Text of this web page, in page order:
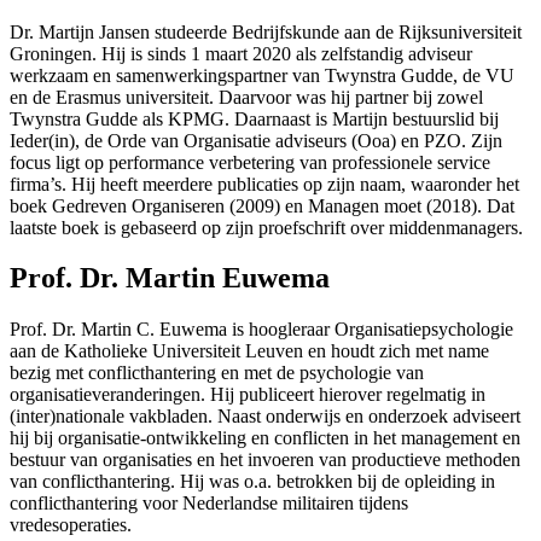
Dr. Martijn Jansen studeerde Bedrijfskunde aan de Rijksuniversiteit
Groningen. Hij is sinds 1 maart 2020 als zelfstandig adviseur
werkzaam en samenwerkingspartner van Twynstra Gudde, de VU
en de Erasmus universiteit. Daarvoor was hij partner bij zowel
Twynstra Gudde als KPMG. Daarnaast is Martijn bestuurslid bij
Ieder(in), de Orde van Organisatie adviseurs (Ooa) en PZO. Zijn
focus ligt op performance verbetering van professionele service
firma’s. Hij heeft meerdere publicaties op zijn naam, waaronder het
boek Gedreven Organiseren (2009) en Managen moet (2018). Dat
laatste boek is gebaseerd op zijn proefschrift over middenmanagers.
Prof. Dr. Martin Euwema
Prof. Dr. Martin C. Euwema is hoogleraar Organisatiepsychologie
aan de Katholieke Universiteit Leuven en houdt zich met name
bezig met conflicthantering en met de psychologie van
organisatieveranderingen. Hij publiceert hierover regelmatig in
(inter)nationale vakbladen. Naast onderwijs en onderzoek adviseert
hij bij organisatie-ontwikkeling en conflicten in het management en
bestuur van organisaties en het invoeren van productieve methoden
van conflicthantering. Hij was o.a. betrokken bij de opleiding in
conflicthantering voor Nederlandse militairen tijdens
vredesoperaties.